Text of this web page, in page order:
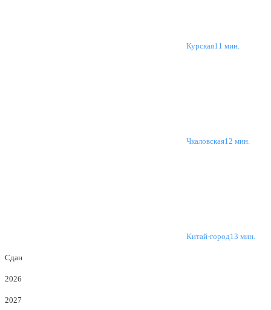
Курская11 мин.
Чкаловская12 мин.
Китай-город13 мин.
Сдан
2026
2027